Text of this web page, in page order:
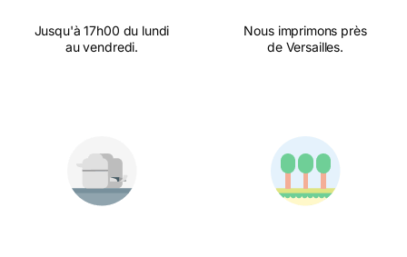
Jusqu'à 17h00 du lundi
au vendredi.
Nous imprimons près
de Versailles.